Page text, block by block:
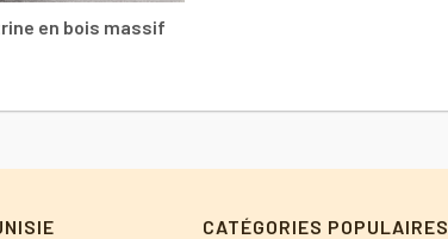
en bois massif
CATÉGORIES POPULAIRES